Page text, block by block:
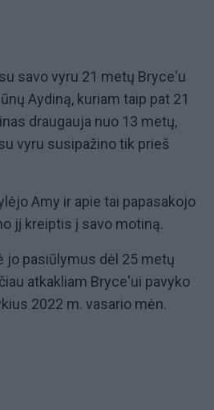
savo vyru 21 metų Bryce'u
Aydiną, kuriam taip pat 21
draugauja nuo 13 metų,
vyru susipažino tik prieš
Amy ir apie tai papasakojo
jį kreiptis į savo motiną.
jo pasiūlymus dėl 25 metų
atkakliam Bryce'ui pavyko
2022 m. vasario mėn.